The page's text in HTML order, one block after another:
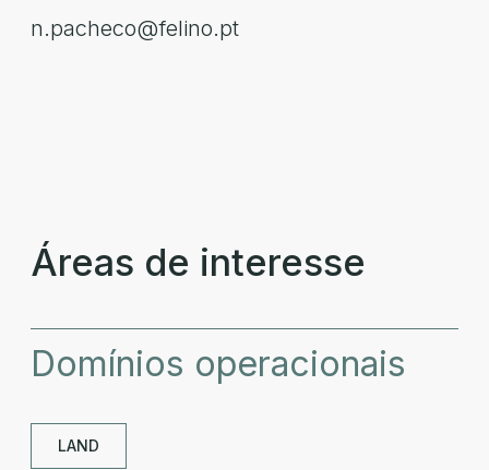
n.pacheco@felino.pt
Áreas de interesse
Domínios operacionais
LAND